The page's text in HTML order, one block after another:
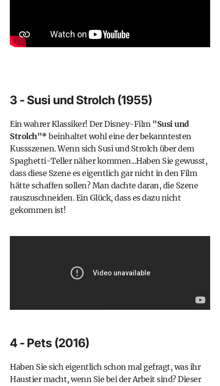
3 - Susi und Strolch (1955)
Ein wahrer Klassiker! Der Disney-Film "Susi und
Strolch"* beinhaltet wohl eine der bekanntesten
Kussszenen. Wenn sich Susi und Strolch über dem
Spaghetti-Teller näher kommen...Haben Sie gewusst,
dass diese Szene es eigentlich gar nicht in den Film
hätte schaffen sollen? Man dachte daran, die Szene
rauszuschneiden. Ein Glück, dass es dazu nicht
gekommen ist!
4 - Pets (2016)
Haben Sie sich eigentlich schon mal gefragt, was ihr
Haustier macht, wenn Sie bei der Arbeit sind? Dieser